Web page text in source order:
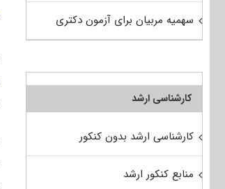
سهمیه مربیان برای آزمون دکتری
کارشناسی ارشد
کارشناسی ارشد بدون کنکور
منابع کنکور ارشد